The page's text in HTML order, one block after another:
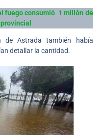
fuego consumió 1 millón de
de Astrada también había
detallar la cantidad.